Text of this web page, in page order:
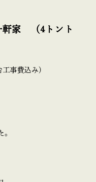
家 （4トント
事費込み）
。